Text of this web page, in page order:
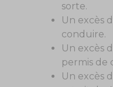
sorte.
Un excès
conduire.
Un excès
permis de
Un excès